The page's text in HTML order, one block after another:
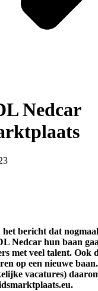
Nedcar
het bericht dat
Nedcar hun baan
met veel talent. Ook
op een nieuwe
vacatures)